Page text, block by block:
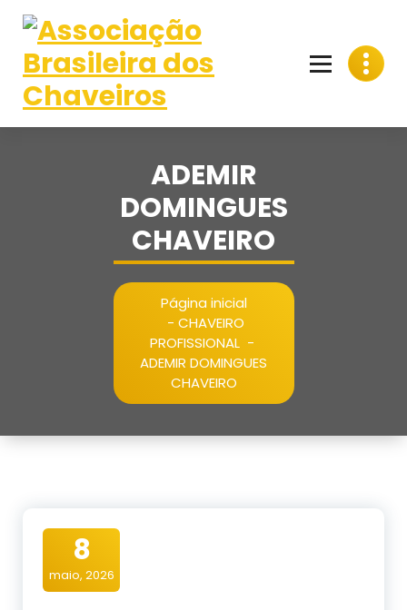
para
conteúdo
ADEMIR
DOMINGUES
CHAVEIRO
Página inicial
- CHAVEIRO
PROFISSIONAL-
ADEMIR DOMINGUES
CHAVEIRO
8
maio, 2026